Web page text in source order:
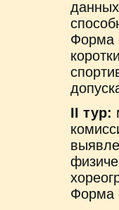
Форма
II тур:
Форма